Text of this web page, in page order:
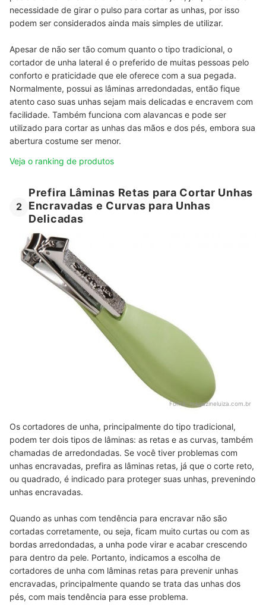
necessidade de girar o pulso para cortar as unhas, por isso
podem ser considerados ainda mais simples de utilizar.
Apesar de não ser tão comum quanto o tipo tradicional, o
cortador de unha lateral é o preferido de muitas pessoas pelo
conforto e praticidade que ele oferece com a sua pegada.
Normalmente, possui as lâminas arredondadas, então fique
atento caso suas unhas sejam mais delicadas e encravem com
facilidade. Também funciona com alavancas e pode ser
utilizado para cortar as unhas das mãos e dos pés, embora sua
abertura costume ser menor.
Veja o ranking de produtos
2
Prefira Lâminas Retas para Cortar Unhas
Encravadas e Curvas para Unhas
Delicadas
Fonte: magazineluiza.com.br
Os cortadores de unha, principalmente do tipo tradicional,
podem ter dois tipos de lâminas: as retas e as curvas, também
chamadas de arredondadas. Se você tiver problemas com
unhas encravadas, prefira as lâminas retas, já que o corte reto,
ou quadrado, é indicado para proteger suas unhas, prevenindo
unhas encravadas.
Quando as unhas com tendência para encravar não são
cortadas corretamente, ou seja, ficam muito curtas ou com as
bordas arredondadas, a unha pode virar e acabar crescendo
para dentro da pele. Portanto, indicamos a escolha de
cortadores de unha com lâminas retas para prevenir unhas
encravadas, principalmente quando se trata das unhas dos
pés, com mais tendência para esse problema.